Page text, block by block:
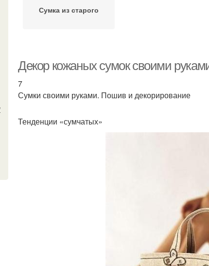
Сумка из старого
Декор кожаных сумок своими
7
Сумки своими руками. Пошив и декорирование
Тенденции «сумчатых»